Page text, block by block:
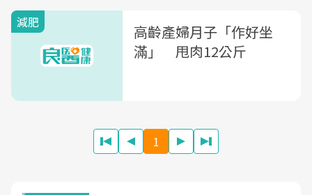
減肥
高齡產婦月子「作好坐
滿」 甩肉12公斤
1